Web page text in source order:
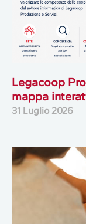
Legacoop
mappa
31 Luglio 2026